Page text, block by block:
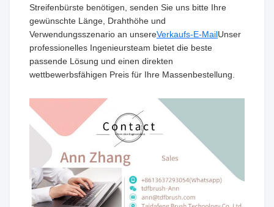
Streifenbürste benötigen, senden Sie uns bitte Ihre
gewünschte Länge, Drahthöhe und
Verwendungsszenario an unsereVerkaufs-E-MailUnser
professionelles Ingenieursteam bietet die beste
passende Lösung und einen direkten
wettbewerbsfähigen Preis für Ihre Massenbestellung.